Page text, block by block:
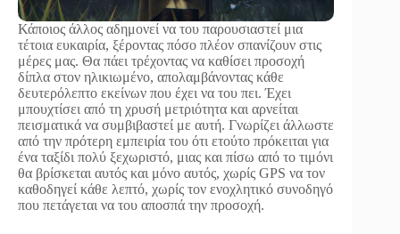
Κάποιος άλλος αδημονεί να του παρουσιαστεί μια
τέτοια ευκαιρία, ξέροντας πόσο πλέον σπανίζουν στις
μέρες μας. Θα πάει τρέχοντας να καθίσει προσοχή
δίπλα στον ηλικιωμένο, απολαμβάνοντας κάθε
δευτερόλεπτο εκείνων που έχει να του πει. Έχει
μπουχτίσει από τη χρυσή μετριότητα και αρνείται
πεισματικά να συμβιβαστεί με αυτή. Γνωρίζει άλλωστε
από την πρότερη εμπειρία του ότι ετούτο πρόκειται για
ένα ταξίδι πολύ ξεχωριστό, μιας και πίσω από το τιμόνι
θα βρίσκεται αυτός και μόνο αυτός, χωρίς GPS να τον
καθοδηγεί κάθε λεπτό, χωρίς τον ενοχλητικό συνοδηγό
που πετάγεται να του αποσπά την προσοχή.